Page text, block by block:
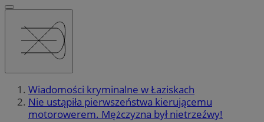
Wiadomości kryminalne w Łaziskach
Nie ustąpiła pierwszeństwa kierującemu
motorowerem. Mężczyzna był nietrzeźwy!